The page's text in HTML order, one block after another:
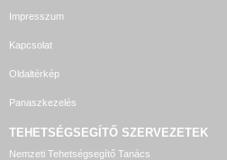
Impresszum
Kapcsolat
Oldaltérkép
Panaszkezelés
TEHETSÉGSEGÍTŐ SZERVEZETEK
Nemzeti Tehetségsegítő Tanács